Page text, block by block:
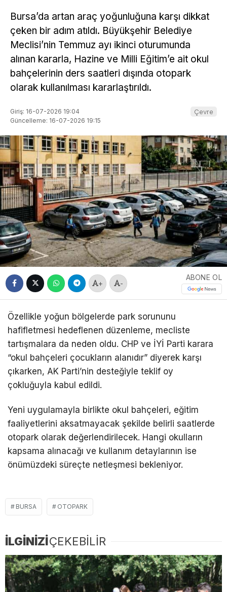
Bursa’da artan araç yoğunluğuna karşı dikkat
çeken bir adım atıldı. Büyükşehir Belediye
Meclisi’nin Temmuz ayı ikinci oturumunda
alınan kararla, Hazine ve Milli Eğitim’e ait okul
bahçelerinin ders saatleri dışında otopark
olarak kullanılması kararlaştırıldı.
Giriş: 16-07-2026 19:04
Güncelleme: 16-07-2026 19:15
Çevre
+ -
ABONE OL
Özellikle yoğun bölgelerde park sorununu
hafifletmesi hedeflenen düzenleme, mecliste
tartışmalara da neden oldu. CHP ve İYİ Parti karara
“okul bahçeleri çocukların alanıdır” diyerek karşı
çıkarken, AK Parti’nin desteğiyle teklif oy
çokluğuyla kabul edildi.
Yeni uygulamayla birlikte okul bahçeleri, eğitim
faaliyetlerini aksatmayacak şekilde belirli saatlerde
otopark olarak değerlendirilecek. Hangi okulların
kapsama alınacağı ve kullanım detaylarının ise
önümüzdeki süreçte netleşmesi bekleniyor.
BURSA OTOPARK
İLGİNİZİÇEKEBİLİR